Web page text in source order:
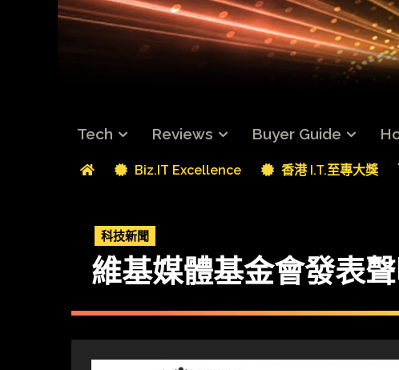
Tech Reviews Buyer Guide
Biz.IT Excellence 香港 I.T.至專大獎
科技新聞
維基媒體基金會發表